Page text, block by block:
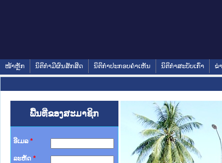
ໜ້າຫຼັກ ນິຕິກໍາມີຜົນສັກສິດ ນິຕິກໍາປະກອບຄໍາເຫັນ ນິຕິກໍາສະບັບເກົ່າ ຂ່
ພື້ນທີ່ຂອງສະມາຊິກ
ອີເມລ *
ລະຫັດ *